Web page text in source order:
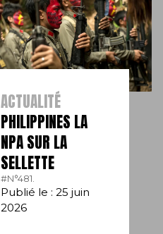
ACTUALITÉ
PHILIPPINES LA
NPA SUR LA
SELLETTE
#N°481.
Publié le : 25 juin
2026